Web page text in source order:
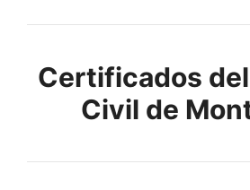
Certificados
Civil de